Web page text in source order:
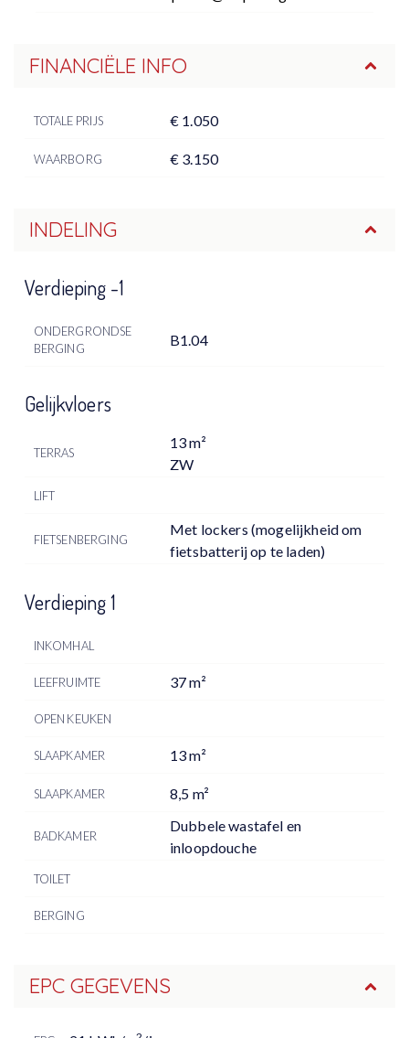
FINANCIËLE INFO
TOTALE PRIJS € 1.050
WAARBORG € 3.150
INDELING
Verdieping -1
ONDERGRONDSE
BERGING
B1.04
Gelijkvloers
TERRAS
13 m²
ZW
LIFT
FIETSENBERGING
Met lockers (mogelijkheid om
fietsbatterij op te laden)
Verdieping 1
INKOMHAL
LEEFRUIMTE 37 m²
OPEN KEUKEN
SLAAPKAMER 13 m²
SLAAPKAMER 8,5 m²
BADKAMER
Dubbele wastafel en
inloopdouche
TOILET
BERGING
EPC GEGEVENS